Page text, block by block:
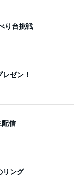
り台挑戦
ゼン！
配信
リング